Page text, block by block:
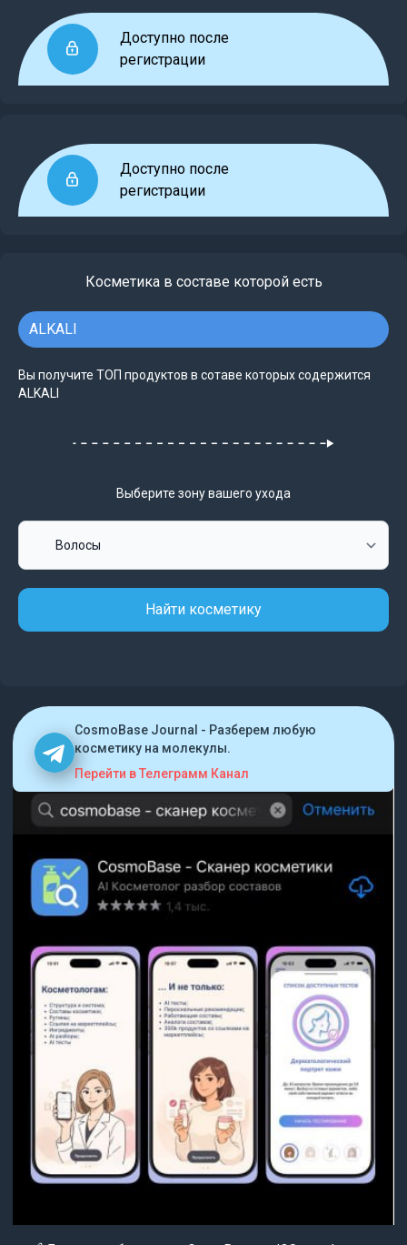
Доступно после
регистрации
Доступно после
регистрации
Косметика в составе которой есть
ALKALI
Вы получите ТОП продуктов в сотаве которых содержится
ALKALI
Выберите зону вашего ухода
Найти косметику
CosmoBase Journal - Разберем любую
косметику на молекулы.
Перейти в Телеграмм Канал